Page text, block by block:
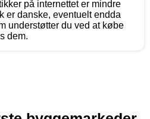
på internettet er mindre
er danske, eventuelt endda
understøtter du ved at købe
dem.